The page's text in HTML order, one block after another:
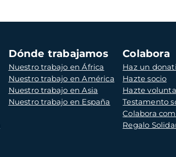
Dónde trabajamos
Nuestro trabajo en África
Nuestro trabajo en América
Nuestro trabajo en Asia
Nuestro trabajo en España
Colabora
Haz un
Hazte socio
Hazte
Testamento
Colabora
Regalo